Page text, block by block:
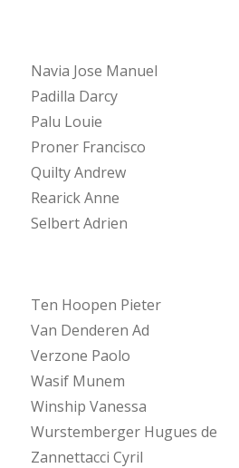
Navia Jose Manuel
Padilla Darcy
Palu Louie
Proner Francisco
Quilty Andrew
Rearick Anne
Selbert Adrien
Ten Hoopen Pieter
Van Denderen Ad
Verzone Paolo
Wasif Munem
Winship Vanessa
Wurstemberger Hugues de
Zannettacci Cyril